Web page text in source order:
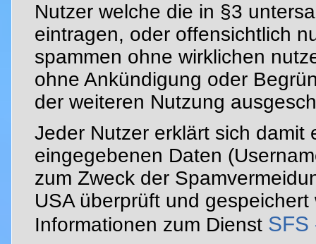
Nutzer welche die in §3
eintragen, oder offensichtlich
spammen ohne wirklichen
ohne Ankündigung oder
der weiteren Nutzung
Jeder Nutzer erklärt sich damit
eingegebenen Daten
zum Zweck der
USA überprüft und
Informationen zum Dienst SFS